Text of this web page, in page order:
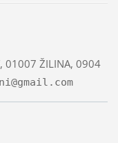
, 01007 ŽILINA, 0904